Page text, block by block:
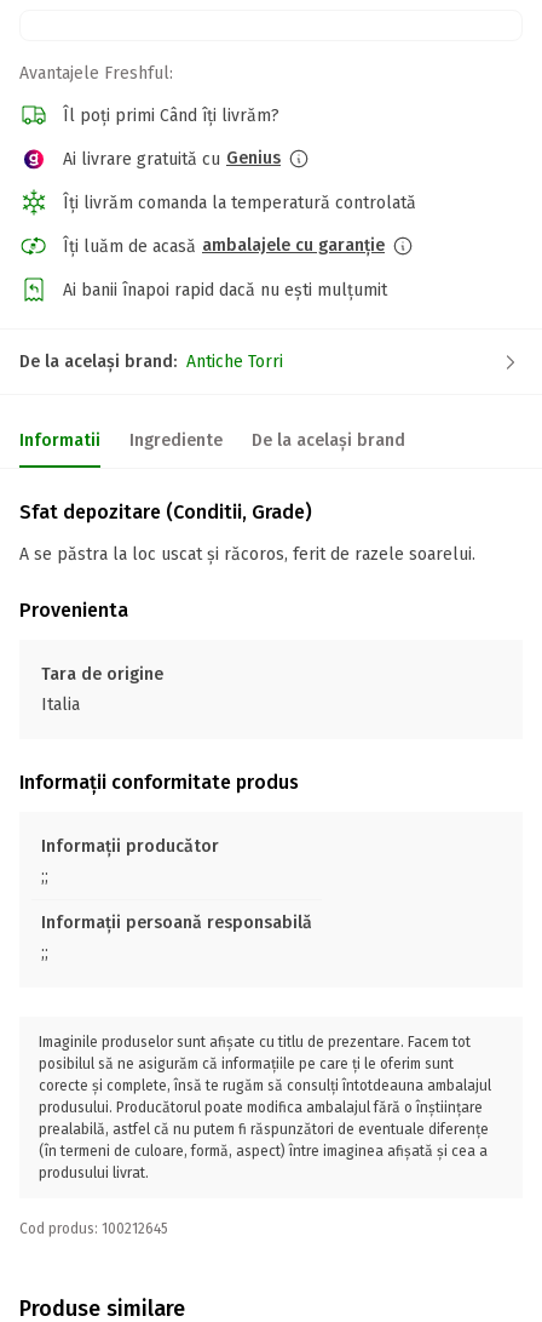
Avantajele Freshful:
Îl poți primi Când îți livrăm?
Ai livrare gratuită cu Genius
Îți livrăm comanda la temperatură controlată
Îți luăm de acasă ambalajele cu garanție
Ai banii înapoi rapid dacă nu ești mulțumit
De la același brand: Antiche Torri
Informatii Ingrediente De la același brand
Sfat depozitare (Conditii, Grade)
A se păstra la loc uscat și răcoros, ferit de razele soarelui.
Provenienta
Tara de origine
Italia
Informații conformitate produs
Informații producător
;;
Informații persoană responsabilă
;;
Imaginile produselor sunt afișate cu titlu de prezentare. Facem tot
posibilul să ne asigurăm că informațiile pe care ți le oferim sunt
corecte și complete, însă te rugăm să consulți întotdeauna ambalajul
produsului. Producătorul poate modifica ambalajul fără o înștiințare
prealabilă, astfel că nu putem fi răspunzători de eventuale diferențe
(în termeni de culoare, formă, aspect) între imaginea afișată și cea a
produsului livrat.
Cod produs: 100212645
Produse similare